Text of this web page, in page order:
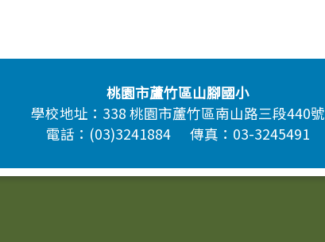
桃園市蘆竹區山腳國小
學校地址：338 桃園市蘆竹區南山路三段440號
電話：(03)3241884 傳真：03-3245491